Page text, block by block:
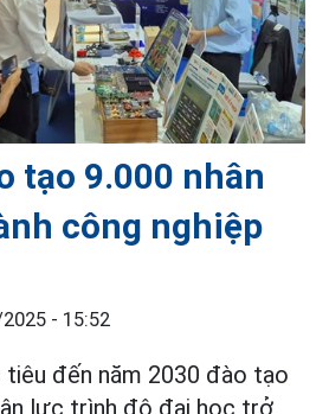
tạo 9.000 nhân
công nghiệp
- 15:52
đến năm 2030 đào tạo
lực trình độ đại học trở